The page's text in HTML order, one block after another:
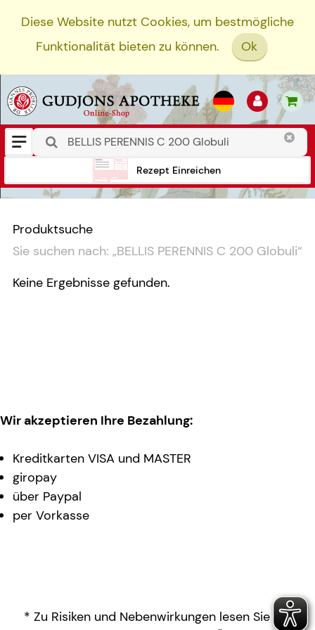
Diese Website nutzt Cookies, um bestmögliche
Funktionalität bieten zu können.
Ok
Rezept Einreichen
Produktsuche
Sie suchen nach: „BELLIS PERENNIS C 200 Globuli“
Keine Ergebnisse gefunden.
Wir akzeptieren Ihre Bezahlung:
Kreditkarten VISA und MASTER
giropay
über Paypal
per Vorkasse
* Zu Risiken und Nebenwirkungen lesen Sie die